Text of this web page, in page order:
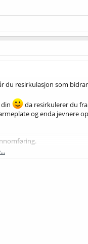
du resirkulasjon som
da resirkulerer du
og enda jevnere